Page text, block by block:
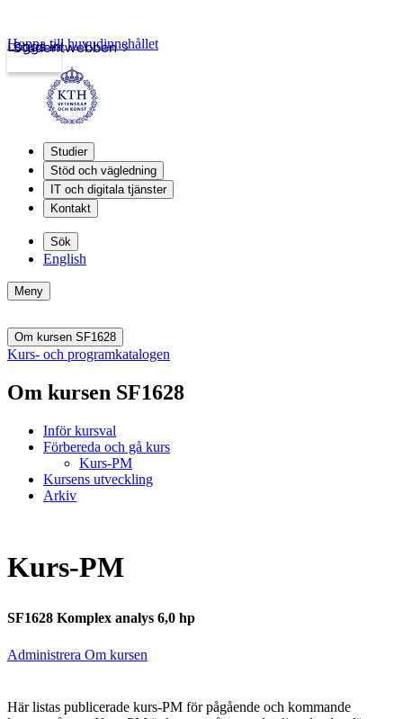
Studentwebben
Logga in
Hoppa till huvudinnehållet
Studier
Stöd och vägledning
IT och digitala tjänster
Kontakt
Sök
English
Meny
Om kursen SF1628
Kurs- och programkatalogen
Om kursen SF1628
Inför kursval
Förbereda och gå kurs
Kurs-PM
Kursens utveckling
Arkiv
Kurs-PM
SF1628 Komplex analys 6,0 hp
Administrera Om kursen
Här listas publicerade kurs-PM för pågående och kommande